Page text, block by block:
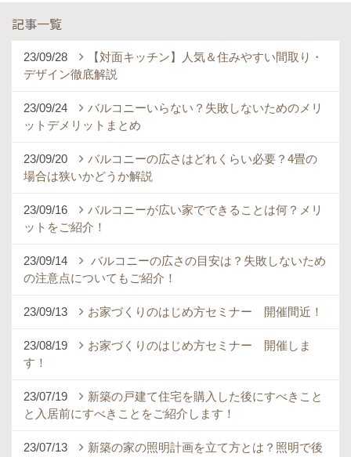
記事一覧
23/09/28
【対面キッチン】人気＆住みやすい間取り・
デザイン徹底解説
23/09/24
バルコニーいらない？失敗しないためのメリ
ットデメリットまとめ
23/09/20
バルコニーの広さはどれくらい必要？4畳の
場合は狭いかどうか解説
23/09/16
バルコニーが広い家でできることは何？メリ
ットをご紹介！
23/09/14
バルコニーの広さの目安は？失敗しないため
の注意点についてもご紹介！
23/09/13 お家づくりのはじめ方セミナー 開催間近！
23/08/19
お家づくりのはじめ方セミナー 開催しま
す！
23/07/19
新築の戸建て住宅を購入した後にすべきこと
と入居前にすべきことをご紹介します！
23/07/13
新築の家の照明計画を立て方とは？照明で後